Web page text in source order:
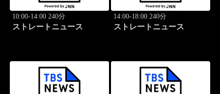
10:00-14:00 240分
ストレートニュース
14:00-18:00 240分
ストレートニュース